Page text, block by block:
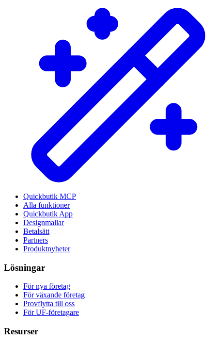
Quickbutik MCP
Alla funktioner
Quickbutik App
Designmallar
Betalsätt
Partners
Produktnyheter
Lösningar
För nya företag
För växande företag
Provflytta till oss
För UF-företagare
Resurser